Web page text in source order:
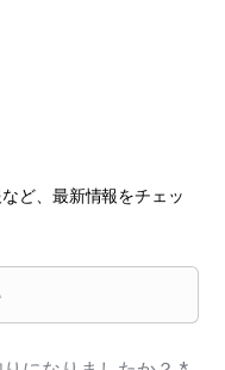
ど、最新情報をチェッ